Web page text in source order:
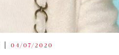
04/07/2020